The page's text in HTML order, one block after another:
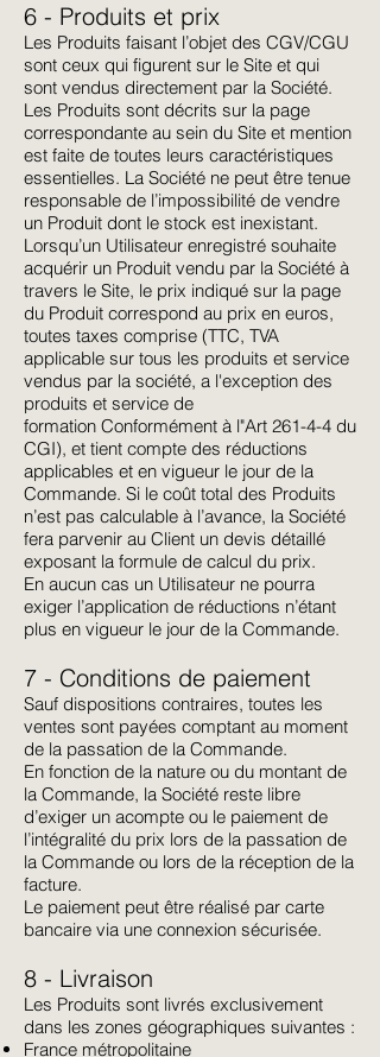
6 - Produits et prix
Les Produits faisant l’objet des CGV/CGU
sont ceux qui figurent sur le Site et qui
sont vendus directement par la Société.
Les Produits sont décrits sur la page
correspondante au sein du Site et mention
est faite de toutes leurs caractéristiques
essentielles. La Société ne peut être tenue
responsable de l’impossibilité de vendre
un Produit dont le stock est inexistant.
Lorsqu’un Utilisateur enregistré souhaite
acquérir un Produit vendu par la Société à
travers le Site, le prix indiqué sur la page
du Produit correspond au prix en euros,
toutes taxes comprise (TTC, TVA
applicable sur tous les produits et service
vendus par la société, a l'exception des
produits et service de
formation Conformément à l"Art 261-4-4 du
CGI), et tient compte des réductions
applicables et en vigueur le jour de la
Commande. Si le coût total des Produits
n’est pas calculable à l’avance, la Société
fera parvenir au Client un devis détaillé
exposant la formule de calcul du prix.
En aucun cas un Utilisateur ne pourra
exiger l’application de réductions n’étant
plus en vigueur le jour de la Commande.
7 - Conditions de paiement
Sauf dispositions contraires, toutes les
ventes sont payées comptant au moment
de la passation de la Commande.
En fonction de la nature ou du montant de
la Commande, la Société reste libre
d’exiger un acompte ou le paiement de
l’intégralité du prix lors de la passation de
la Commande ou lors de la réception de la
facture.
Le paiement peut être réalisé par carte
bancaire via une connexion sécurisée.
8 - Livraison
Les Produits sont livrés exclusivement
dans les zones géographiques suivantes :
France métropolitaine